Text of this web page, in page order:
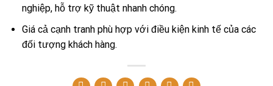
nghiệp, hỗ trợ kỹ thuật nhanh chóng.
Giá cả cạnh tranh phù hợp với điều kiện kinh tế của các
đối tượng khách hàng.